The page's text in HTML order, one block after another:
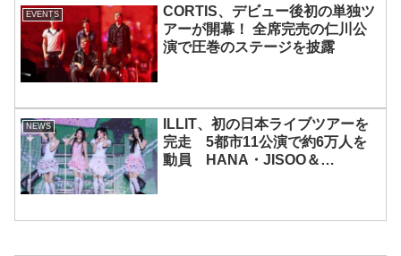
EVENTS
CORTIS、デビュー後初の単独ツ
アーが開幕！ 全席完売の仁川公
演で圧巻のステージを披露
NEWS
ILLIT、初の日本ライブツアーを
完走 5都市11公演で約6万人を
動員 HANA・JISOO＆